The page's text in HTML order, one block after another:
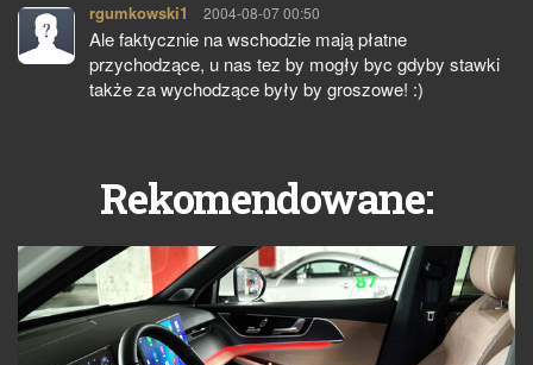
rgumkowski1 pisze:
2004-08-07 00:50
Ale faktycznie na wschodzie mają płatne
przychodzące, u nas tez by mogły byc gdyby stawki
także za wychodzące były by groszowe! :)
Rekomendowane: